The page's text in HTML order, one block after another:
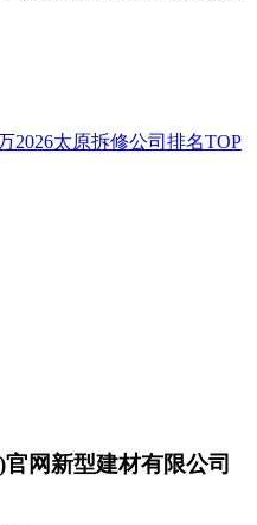
2026太原拆修公司排名TOP
网新型建材有限公司